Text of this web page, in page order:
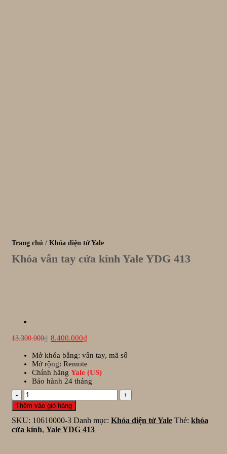
Trang chủ / Khóa điện tử Yale
Khóa vân tay cửa kính Yale YDG 413
13.300.000₫
Giá
gốc
là:
13.300.000₫.
8.400.000₫Giá
hiện
tại
là:
8.400.000₫.
Mở khóa bằng: vân tay, mã số
Mở rộng: Remote
Chính hãng Yale (US)
Bảo hành 24 tháng
Khóa
vân
tay
cửa
kính
Thêm vào giỏ hàng
SKU: 10610000-3 Danh mục: Khóa điện tử Yale Thẻ: khóa
cửa kính, Yale YDG 413